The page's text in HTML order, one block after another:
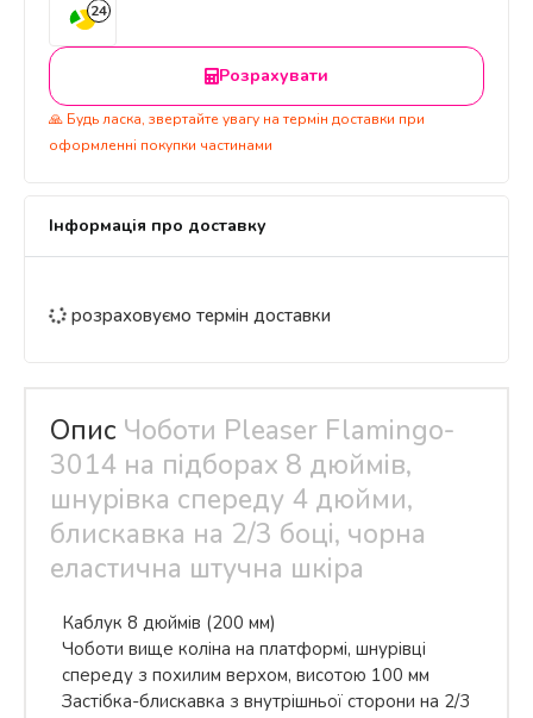
24
Розрахувати
🙏 Будь ласка, звертайте увагу на термін доставки при
оформленні покупки частинами
Інформація про доставку
розраховуємо термін доставки
Опис Чоботи Pleaser Flamingo-
3014 на підборах 8 дюймів,
шнурівка спереду 4 дюйми,
блискавка на 2/3 боці, чорна
еластична штучна шкіра
Каблук 8 дюймів (200 мм)
Чоботи вище коліна на платформі, шнурівці
спереду з похилим верхом, висотою 100 мм
Застібка-блискавка з внутрішньої сторони на 2/3